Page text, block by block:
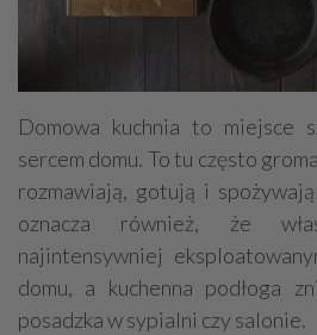
Domowa kuchnia to miejsce
sercem domu. To tu często
rozmawiają, gotują i
oznacza również, że
najintensywniej
domu, a kuchenna podłoga
posadzka w sypialni czy salonie.